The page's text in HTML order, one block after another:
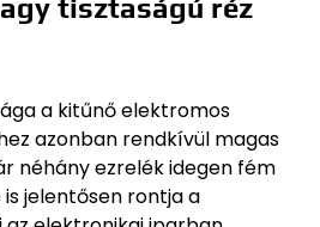
tisztaságú réz
a kitűnő elektromos
azonban rendkívül magas
néhány ezrelék idegen fém
jelentősen rontja a